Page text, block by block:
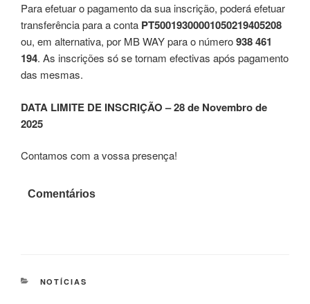
Para efetuar o pagamento da sua inscrição, poderá efetuar
transferência para a conta PT50019300001050219405208
ou, em alternativa, por MB WAY para o número938 461
194. As inscrições só se tornam efectivas após pagamento
das mesmas.
DATA LIMITE DE INSCRIÇÃO – 28 de Novembro de
2025
Contamos com a vossa presença!
Comentários
CATEGORIAS
NOTÍCIAS